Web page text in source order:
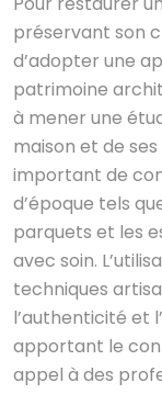
préservant son
d’adopter une
patrimoine
à mener une
maison et de
important de
d’époque tels
parquets et les
avec soin.
techniques
l’authenticité et
apportant le
appel à des